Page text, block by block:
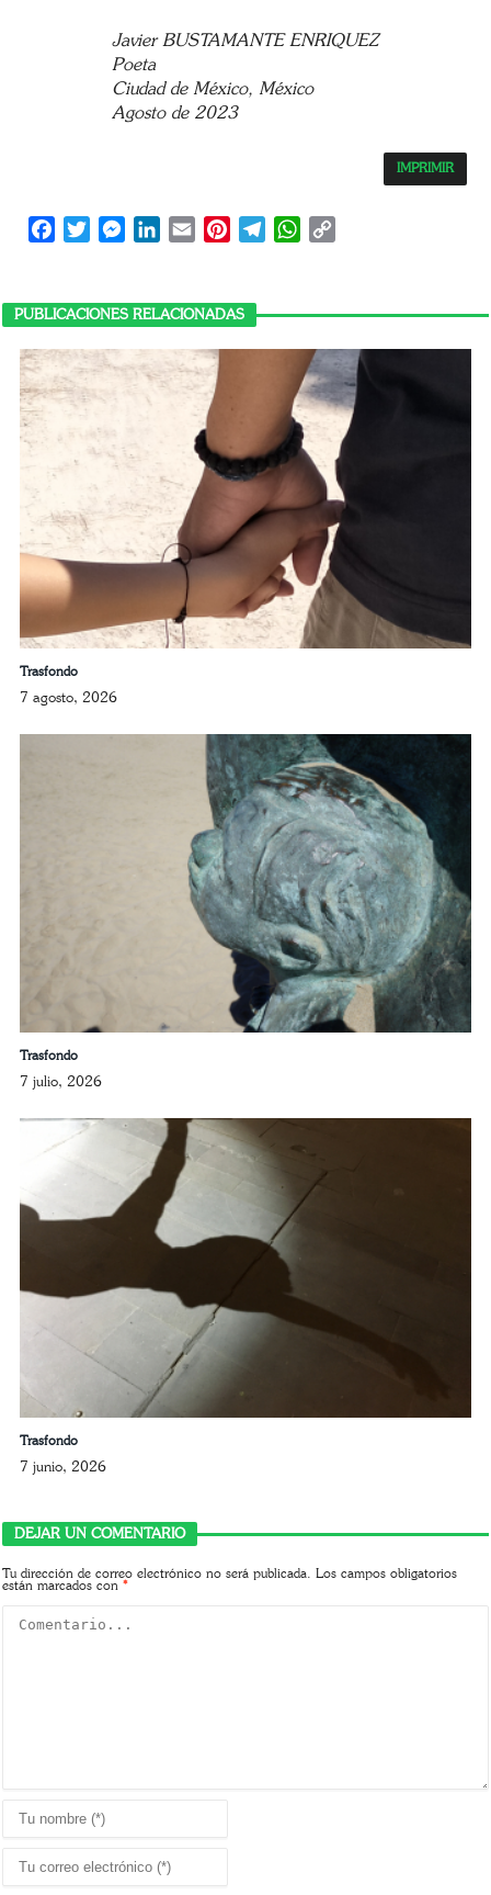
Javier BUSTAMANTE ENRIQUEZ
Poeta
Ciudad de México, México
Agosto de 2023
IMPRIMIR
FacebookTwitterMessengerLinkedIn
Email PinterestTelegramWhatsApp
PUBLICACIONES RELACIONADAS
Trasfondo
7 agosto, 2026
Trasfondo
7 julio, 2026
Trasfondo
7 junio, 2026
DEJAR UN COMENTARIO
Tu dirección de correo electrónico no será publicada.
Los campos obligatorios
están marcados con*